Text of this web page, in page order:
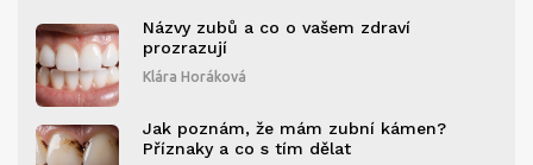
Názvy zubů a co o vašem zdraví
prozrazují
Klára Horáková
Jak poznám, že mám zubní kámen?
Příznaky a co s tím dělat